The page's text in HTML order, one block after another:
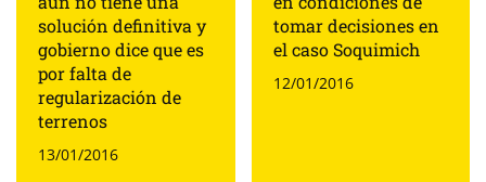
solución definitiva y
gobierno dice que es
por falta de
regularización de
terrenos
13/01/2016
tomar decisiones en
el caso Soquimich
12/01/2016